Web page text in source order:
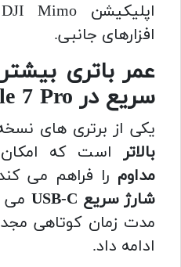
افزارهای جانبی.
عمر باتری
سریع در Osmo Mobile 7 Pro
یکی از برتری های
بالاتراست که
مداوم را فراهم می
شارژ سریع USB-C
می
مدت زمان کوتاهی
ادامه داد.